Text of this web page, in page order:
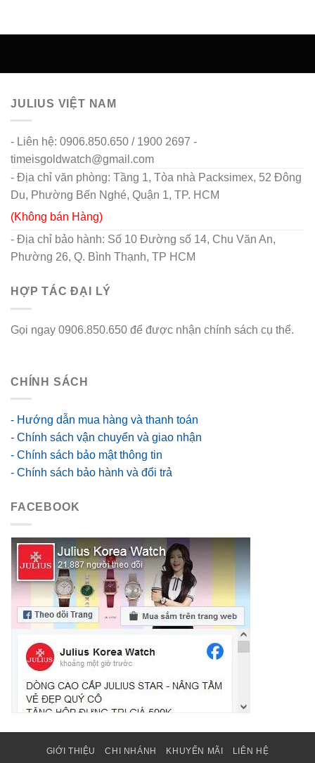
JULIUS VIỆT NAM
- Liên hệ: 0906.850.650 / 1900 2697 -
timeisgoldwatch@gmail.com
- Địa chỉ văn phòng: Tầng 1, Tòa nhà Packsimex, 52 Đông
Du, Phường Bến Nghé, Quận 1, TP. HCM
(Không bán Hàng)
- Địa chỉ bảo hành: Số 10 Đường số 14, Chu Văn An,
Phường 26, Q. Bình Thạnh, TP HCM
HỢP TÁC ĐẠI LÝ
Gọi ngay 0906.850.650 để được nhận chính sách cụ thể.
CHÍNH SÁCH
- Hướng dẫn mua hàng và thanh toán
- Chính sách vận chuyển và giao nhận
- Chính sách bảo mật thông tin
- Chính sách bảo hành và đổi trả
FACEBOOK
GIỚI THIỆU CHI NHÁNH KHUYẾN MÃI LIÊN HỆ